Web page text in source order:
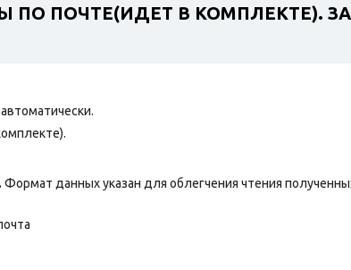
ПО ПОЧТЕ(ИДЕТ В КОМПЛЕКТЕ).
Формат данных указан для облегчения чтения